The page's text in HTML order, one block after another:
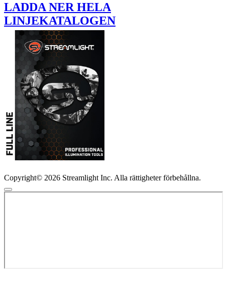
LADDA NER HELA
LINJEKATALOGEN
Copyright© 2026 Streamlight Inc. Alla rättigheter förbehållna.